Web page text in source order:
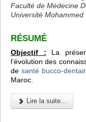
Faculté de Médecine
Université Mohammed
RÉSUMÉ
Objectif : La
l’évolution des
desanté bucco-
Maroc.
Lire la suite...